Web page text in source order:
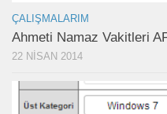
ÇALIŞMALARIM
Ahmeti Namaz Vakitleri
22 NISAN 2014